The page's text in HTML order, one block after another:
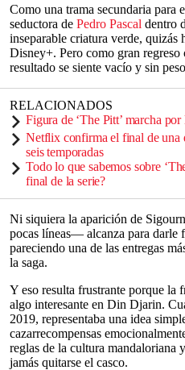
Como una trama secundaria para
seductora de Pedro Pascal dentro
inseparable criatura verde, quizás
Disney+. Pero como gran regreso
resultado se siente vacío y sin
RELACIONADOS
Figura de ‘The Pitt’ marcha
Netflix confirma el final de una
seis temporadas
Todo lo que sabemos sobre
final de la serie?
Ni siquiera la aparición de
pocas líneas— alcanza para darle
pareciendo una de las entregas
la saga.
Y eso resulta frustrante porque la
algo interesante en Din Djarin.
2019, representaba una idea
cazarrecompensas
reglas de la cultura mandaloriana
jamás quitarse el casco.